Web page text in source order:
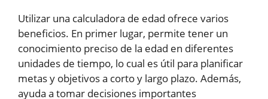
Utilizar una calculadora de edad ofrece varios
beneficios. En primer lugar, permite tener un
conocimiento preciso de la edad en diferentes
unidades de tiempo, lo cual es útil para planificar
metas y objetivos a corto y largo plazo. Además,
ayuda a tomar decisiones importantes